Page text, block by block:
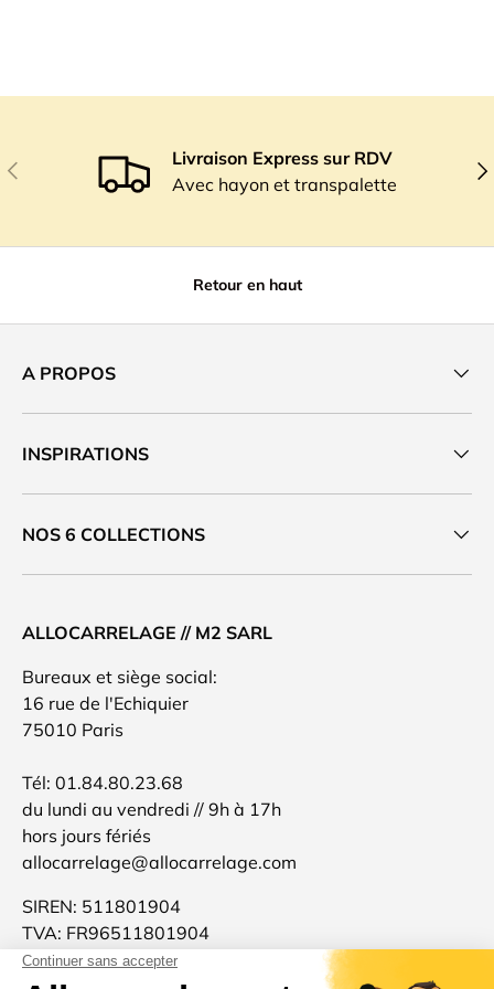
Précédent
Livraison Express sur RDV
Avec hayon et transpalette
Retour en haut
A PROPOS
INSPIRATIONS
NOS 6 COLLECTIONS
ALLOCARRELAGE // M2 SARL
Bureaux et siège social:
16 rue de l'Echiquier
75010 Paris
Tél: 01.84.80.23.68
du lundi au vendredi // 9h à 17h
hors jours fériés
allocarrelage@allocarrelage.com
SIREN: 511801904
TVA: FR96511801904
Allocarrelage est une marque française 🐓